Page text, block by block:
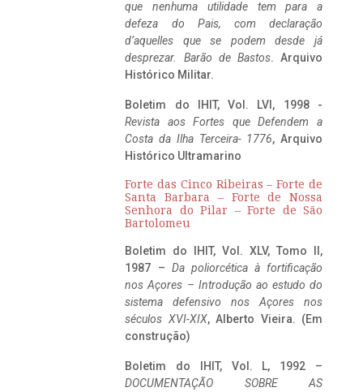
que nenhuma utilidade tem para a
defeza do Pais, com declaração
d’aquelles que se podem desde já
desprezar. Barão de Bastos. Arquivo
Histórico Militar.
Boletim do IHIT, Vol. LVI, 1998 -
Revista aos Fortes que Defendem a
Costa da Ilha Terceira- 1776, Arquivo
Histórico Ultramarino
Forte das Cinco Ribeiras – Forte de
Santa Barbara – Forte de Nossa
Senhora do Pilar – Forte de São
Bartolomeu
Boletim do IHIT, Vol. XLV, Tomo II,
1987 – Da poliorcética à fortificação
nos Açores – Introdução ao estudo do
sistema defensivo nos Açores nos
séculos XVI-XIX, Alberto Vieira. (Em
construção)
Boletim do IHIT, Vol. L, 1992 –
DOCUMENTAÇÃO SOBRE AS